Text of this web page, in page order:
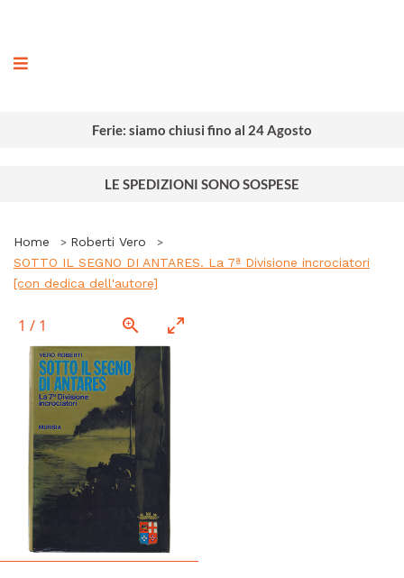
Ferie: siamo chiusi fino al 24 Agosto
LE SPEDIZIONI SONO SOSPESE
Home
Roberti Vero
SOTTO IL SEGNO DI ANTARES. La 7ª Divisione incrociatori
[con dedica dell'autore]
1 / 1